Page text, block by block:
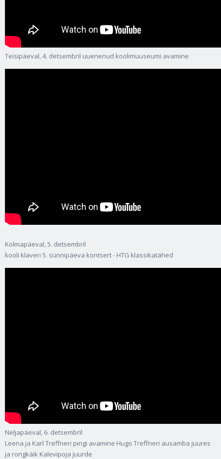
Teisipäeval, 4. detsembril uuenenud koolimuuseumi avamine
Kolmapäeval, 5. detsembril
kooli klaveri 5. sünnipäeva kontsert - HTG klassikatähed
Neljapäeval, 6. detsembril
Leena ja Karl Treffneri pingi avamine Hugo Treffneri ausamba juures
ja rongkäik Kalevipoja juurde